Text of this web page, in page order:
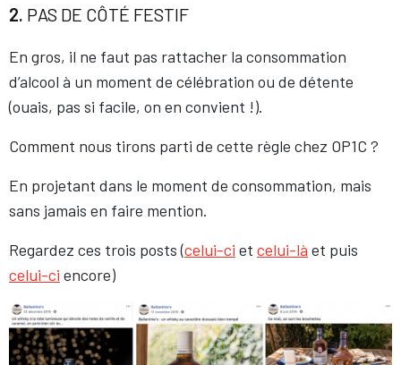
2. PAS DE CÔTÉ FESTIF
En gros, il ne faut pas rattacher la consommation
d’alcool à un moment de célébration ou de détente
(ouais, pas si facile, on en convient !).
Comment nous tirons parti de cette règle chez OP1C ?
En projetant dans le moment de consommation, mais
sans jamais en faire mention.
Regardez ces trois posts (celui-ci et celui-là et puis
celui-ci encore)